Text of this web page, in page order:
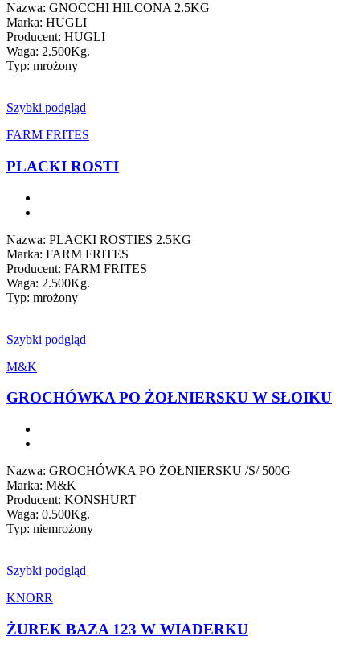
Nazwa: GNOCCHI HILCONA 2.5KG
Marka: HUGLI
Producent: HUGLI
Waga: 2.500Kg.
Typ: mrożony
Szybki podgląd
FARM FRITES
PLACKI ROSTI
Nazwa: PLACKI ROSTIES 2.5KG
Marka: FARM FRITES
Producent: FARM FRITES
Waga: 2.500Kg.
Typ: mrożony
Szybki podgląd
M&K
GROCHÓWKA PO ŻOŁNIERSKU W SŁOIKU
Nazwa: GROCHÓWKA PO ŻOŁNIERSKU /S/ 500G
Marka: M&K
Producent: KONSHURT
Waga: 0.500Kg.
Typ: niemrożony
Szybki podgląd
KNORR
ŻUREK BAZA 123 W WIADERKU